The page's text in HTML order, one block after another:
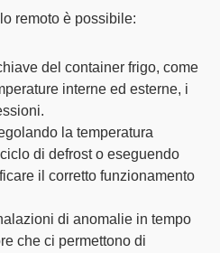
remoto è possibile:
del container frigo, come
interne ed esterne, i
la temperatura
di defrost o eseguendo
il corretto funzionamento
di anomalie in tempo
che ci permettono di